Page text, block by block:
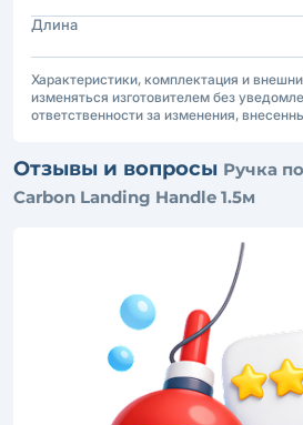
Длина
Характеристики, комплектация и
изменяться изготовителем без
ответственности за изменения,
Отзывы и вопросы Ручка
Carbon Landing Handle 1.5м